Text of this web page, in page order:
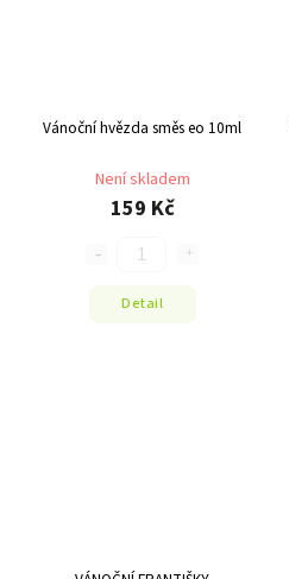
Vánoční hvězda směs eo 10ml
Není skladem
159 Kč
Detail